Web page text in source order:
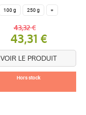
100 g 250 g +
43,31 €
43,32 €
VOIR LE PRODUIT
Hors stock